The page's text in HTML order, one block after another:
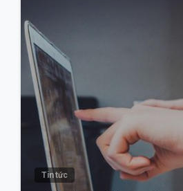
Tin tức